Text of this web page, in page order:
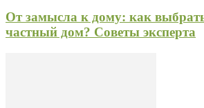
От замысла к дому: как
частный дом? Советы эксперта